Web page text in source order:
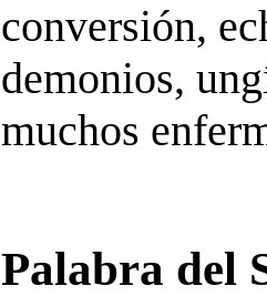
conversión,
demonios,
muchos
Palabra del